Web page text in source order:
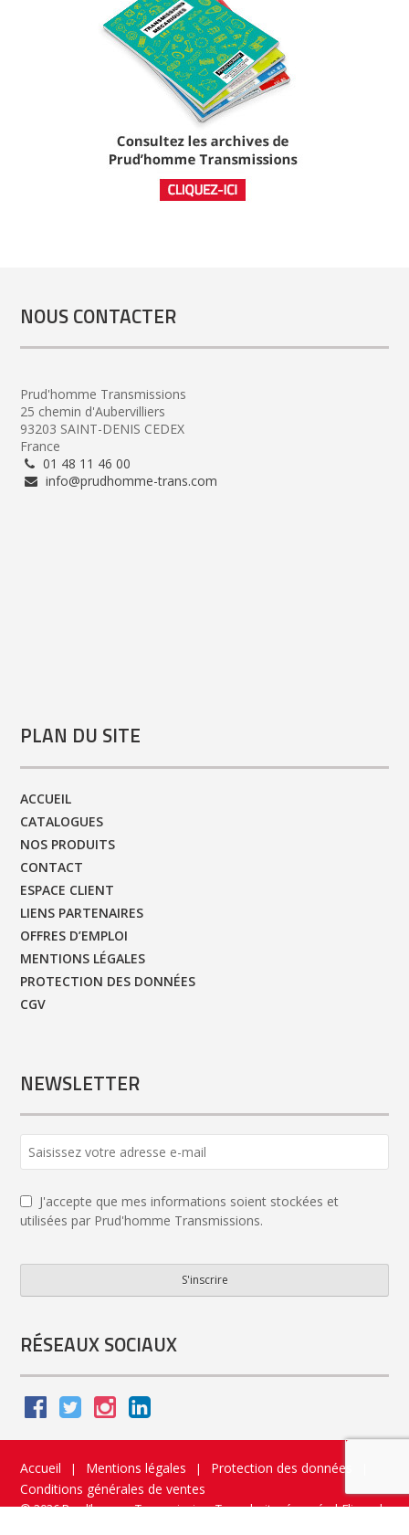
NOUS CONTACTER
Prud'homme Transmissions
25 chemin d'Aubervilliers
93203 SAINT-DENIS CEDEX
France
01 48 11 46 00
info@prudhomme-trans.com
PLAN DU SITE
ACCUEIL
CATALOGUES
NOS PRODUITS
CONTACT
ESPACE CLIENT
LIENS PARTENAIRES
OFFRES D’EMPLOI
MENTIONS LÉGALES
PROTECTION DES DONNÉES
CGV
NEWSLETTER
URL *
J'accepte que mes informations soient stockées et
utilisées par Prud'homme Transmissions.
S'inscrire
RÉSEAUX SOCIAUX
Accueil | Mentions légales | Protection des données
Conditions générales de ventes
© 2026 Prud’homme Transmission. Tous droits réservés|Flippad